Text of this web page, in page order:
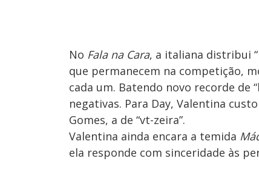
No Fala na Cara, a italiana distribui
que permanecem na competição,
cada um. Batendo novo recorde de
negativas. Para Day, Valentina
Gomes, a de “vt-zeira”.
Valentina ainda encara a temida
ela responde com sinceridade às